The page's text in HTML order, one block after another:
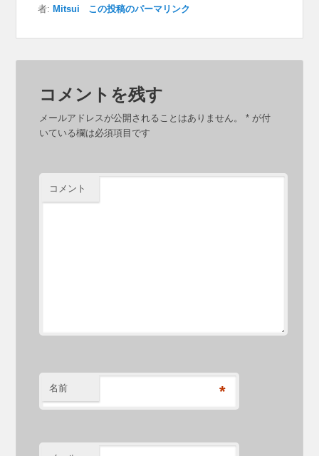
者:Mitsui この投稿のパーマリンク
コメントを残す
メールアドレスが公開されることはありません。 * が付
いている欄は必須項目です
コメント
名前 *